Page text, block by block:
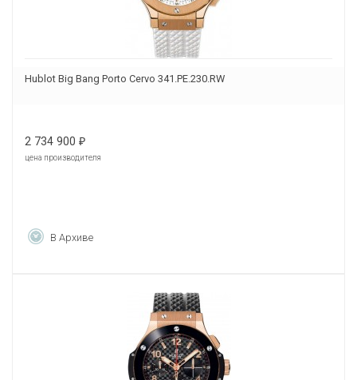
Hublot Big Bang Porto Cervo 341.PE.230.RW
2 734 900 ₽
цена производителя
В Архиве